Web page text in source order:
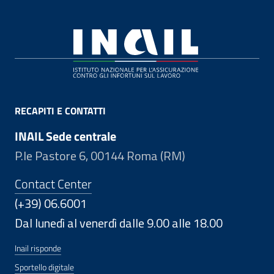
RECAPITI E CONTATTI
INAIL Sede centrale
P.le Pastore 6, 00144 Roma (RM)
Contact Center
(+39) 06.6001
Dal lunedì al venerdì dalle 9.00 alle 18.00
Inail risponde
Sportello digitale